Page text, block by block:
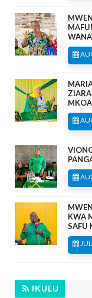
KWA
SAFU
IKULU